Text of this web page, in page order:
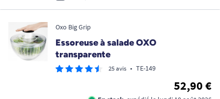
Oxo Big Grip
Essoreuse à salade OXO
transparente
25 avis • TE-149
52,90 €